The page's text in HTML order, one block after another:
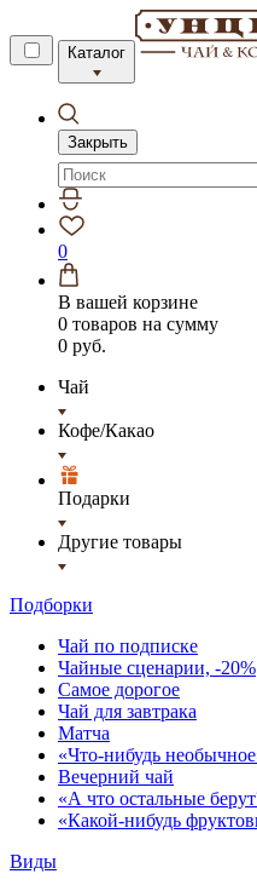
Каталог
Закрыть
0
В вашей корзине
0 товаров на сумму
0 руб.
Чай
Кофе/Какао
Подарки
Другие товары
Подборки
Чай по подписке
Чайные сценарии, -20%
Самое дорогое
Чай для завтрака
Матча
«Что-нибудь
Вечерний чай
«А что остальные
«Какой-нибудь
Виды